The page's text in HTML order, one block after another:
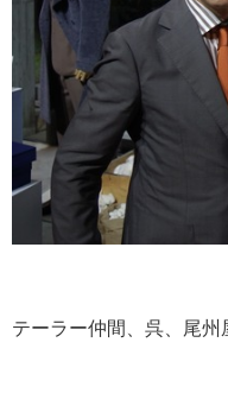
テーラー仲間、呉、尾州